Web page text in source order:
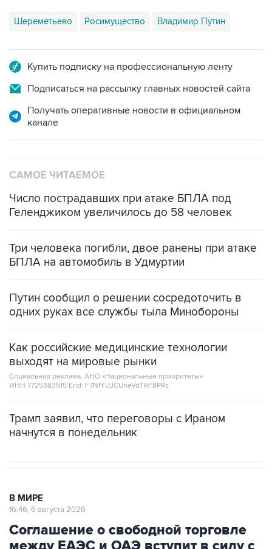
Шереметьево Росимущество Владимир Путин
Купить подписку на профессиональную ленту
Подписаться на рассылку главных новостей сайта
Получать оперативные новости в официальном
канале
САМОЕ ЧИТАЕМОЕ
Число пострадавших при атаке БПЛА под
Геленджиком увеличилось до 58 человек
Три человека погибли, двое ранены при атаке
БПЛА на автомобиль в Удмуртии
Путин сообщил о решении сосредоточить в
одних руках все службы тыла Минобороны
Как российские медицинские технологии
выходят на мировые рынки
Социальная реклама, АНО «Национальные приоритеты».
ИНН 7725383515 Erid: F7NfYUJCUneVdTRF8PRs
Трамп заявил, что переговоры с Ираном
начнутся в понедельник
В МИРЕ
16:46, 6 августа 2026
Соглашение о свободной торговле